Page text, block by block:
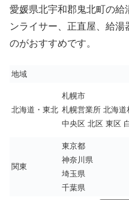
愛媛県北宇和郡鬼北町の給
ンライサー、正直屋、給
のがおすすめです。
地域
北海道・東北
札幌市
札幌営業所 北海道
中央区 北区 東区
関東
東京都
神奈川県
埼玉県
千葉県